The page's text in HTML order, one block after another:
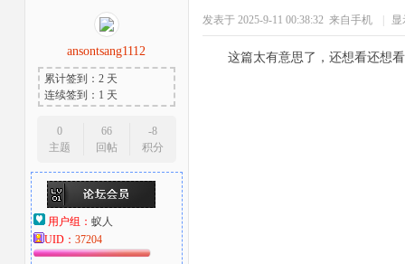
ansontsang1112
累计签到：2 天
连续签到：1 天
0
主题
66
回帖
-8
积分
用户组： 蚁人
UID： 37204
发表于 2025-9-11 00:38:32 来自手机 显
这篇太有意思了，还想看还想看